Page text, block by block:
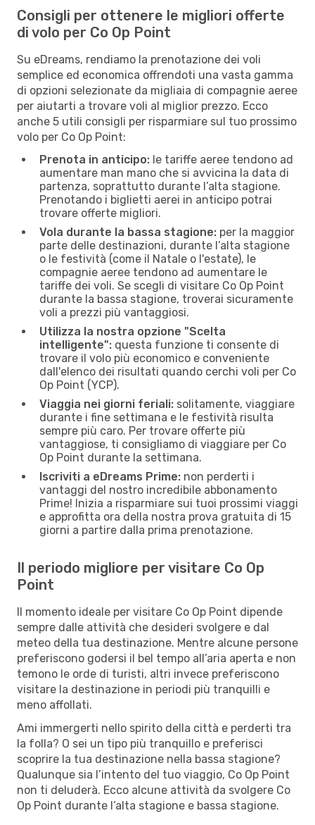
Consigli per ottenere le migliori offerte
di volo per Co Op Point
Su eDreams, rendiamo la prenotazione dei voli
semplice ed economica offrendoti una vasta gamma
di opzioni selezionate da migliaia di compagnie aeree
per aiutarti a trovare voli al miglior prezzo. Ecco
anche 5 utili consigli per risparmiare sul tuo prossimo
volo per Co Op Point:
Prenota in anticipo: le tariffe aeree tendono ad
aumentare man mano che si avvicina la data di
partenza, soprattutto durante l’alta stagione.
Prenotando i biglietti aerei in anticipo potrai
trovare offerte migliori.
Vola durante la bassa stagione: per la maggior
parte delle destinazioni, durante l’alta stagione
o le festività (come il Natale o l'estate), le
compagnie aeree tendono ad aumentare le
tariffe dei voli. Se scegli di visitare Co Op Point
durante la bassa stagione, troverai sicuramente
voli a prezzi più vantaggiosi.
Utilizza la nostra opzione "Scelta
intelligente": questa funzione ti consente di
trovare il volo più economico e conveniente
dall'elenco dei risultati quando cerchi voli per Co
Op Point (YCP).
Viaggia nei giorni feriali: solitamente, viaggiare
durante i fine settimana e le festività risulta
sempre più caro. Per trovare offerte più
vantaggiose, ti consigliamo di viaggiare per Co
Op Point durante la settimana.
Iscriviti a eDreams Prime: non perderti i
vantaggi del nostro incredibile abbonamento
Prime! Inizia a risparmiare sui tuoi prossimi viaggi
e approfitta ora della nostra prova gratuita di 15
giorni a partire dalla prima prenotazione.
Il periodo migliore per visitare Co Op
Point
Il momento ideale per visitare Co Op Point dipende
sempre dalle attività che desideri svolgere e dal
meteo della tua destinazione. Mentre alcune persone
preferiscono godersi il bel tempo all’aria aperta e non
temono le orde di turisti, altri invece preferiscono
visitare la destinazione in periodi più tranquilli e
meno affollati.
Ami immergerti nello spirito della città e perderti tra
la folla? O sei un tipo più tranquillo e preferisci
scoprire la tua destinazione nella bassa stagione?
Qualunque sia l’intento del tuo viaggio, Co Op Point
non ti deluderà. Ecco alcune attività da svolgere Co
Op Point durante l’alta stagione e bassa stagione.